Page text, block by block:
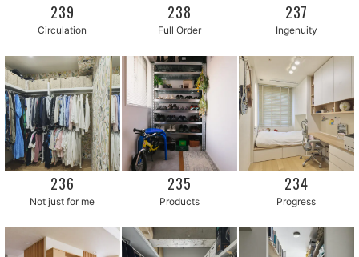
239
Circulation
238
Full Order
237
Ingenuity
236
Not just for me
235
Products
234
Progress